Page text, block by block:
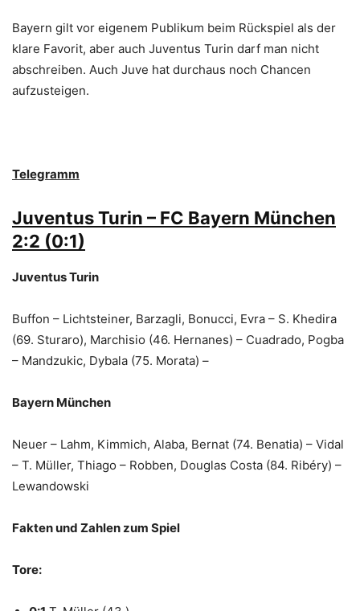
Bayern gilt vor eigenem Publikum beim Rückspiel als der
klare Favorit, aber auch Juventus Turin darf man nicht
abschreiben. Auch Juve hat durchaus noch Chancen
aufzusteigen.
Telegramm
Juventus Turin – FC Bayern München
2:2 (0:1)
Juventus Turin
Buffon – Lichtsteiner, Barzagli, Bonucci, Evra – S. Khedira
(69. Sturaro), Marchisio (46. Hernanes) – Cuadrado, Pogba
– Mandzukic, Dybala (75. Morata) –
Bayern München
Neuer – Lahm, Kimmich, Alaba, Bernat (74. Benatia) – Vidal
– T. Müller, Thiago – Robben, Douglas Costa (84. Ribéry) –
Lewandowski
Fakten und Zahlen zum Spiel
Tore: